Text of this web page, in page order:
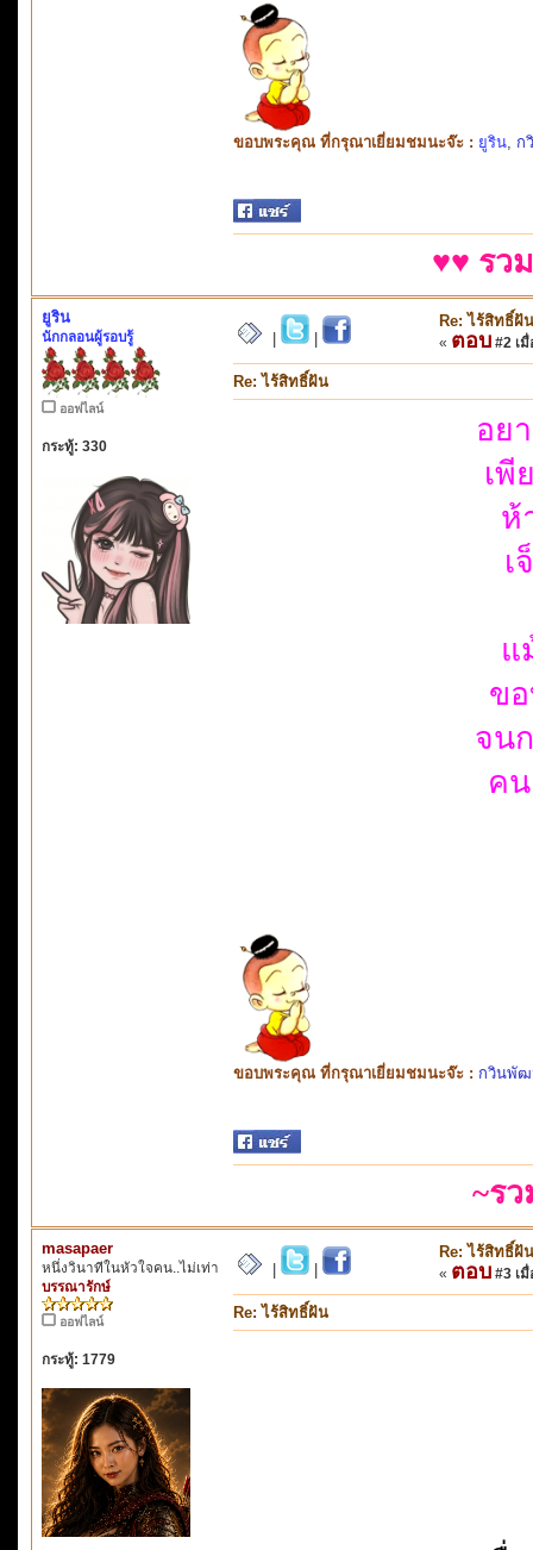
ขอบพระคุณ ที่กรุณาเยี่ยมชมนะจ๊ะ : ยูริน ก
♥♥ รว
ยูริน
นักกลอนผู้รอบรู้
ออฟไลน์
กระทู้: 330
Re: ไร้สิทธิ์ฝัน
« ตอบ #2 เมื่
Re: ไร้สิทธิ์ฝัน
อย
เพี
ห้
เ
แ
ข
จน
ค
ขอบพระคุณ ที่กรุณาเยี่ยมชมนะจ๊ะ : กวินพั
~ร
masapaer
หนึ่งวินาทีในหัวใจคน..ไม่เท่า
บรรณารักษ์
ออฟไลน์
กระทู้: 1779
Re: ไร้สิทธิ์ฝัน
« ตอบ #3 เมื่
Re: ไร้สิทธิ์ฝัน